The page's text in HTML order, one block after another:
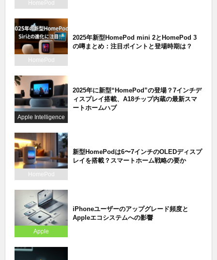
HomePod
HomePod
2025年新型HomePod mini 2とHomePod 3
の噂まとめ：注目ポイントと登場時期は？
Apple Intelligence
2025年に新型“HomePod”の登場？7インチデ
ィスプレイ搭載、A18チップ内蔵の最新スマ
ートホームハブ
HomePod
新型HomePodは6〜7インチのOLEDディスプ
レイを搭載？スマートホーム戦略の要か
Apple
iPhoneユーザーのアップグレード頻度と
Appleエコシステムへの影響